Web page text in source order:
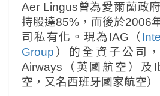
Aer Lingus曾為愛爾蘭政
持股達85%，而後於2006
司私有化。現為IAG（
Group ）的全資子公司
Airways（英國航空）及
空，又名西班牙國家航空）